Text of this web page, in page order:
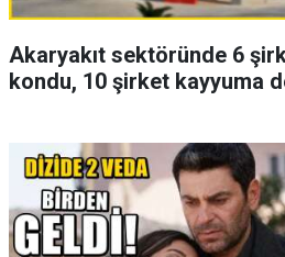
Akaryakıt sektöründe 6
kondu, 10 şirket kayyuma